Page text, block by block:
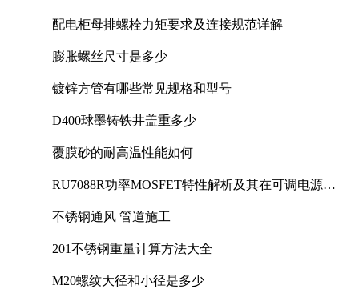
配电柜母排螺栓力矩要求及连接规范详解
膨胀螺丝尺寸是多少
镀锌方管有哪些常见规格和型号
D400球墨铸铁井盖重多少
覆膜砂的耐高温性能如何
RU7088R功率MOSFET特性解析及其在可调电源设
不锈钢通风 管道施工
201不锈钢重量计算方法大全
M20螺纹大径和小径是多少